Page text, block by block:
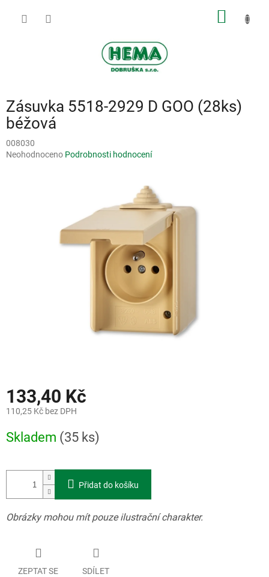
Zásuvka 5518-2929 D GOO (28ks)
béžová
008030
Průměrné
Neohodnoceno Podrobnosti hodnocení
133,40 Kč
110,25 Kč bez DPH
cena:
Skladem (35 ks)
Přidat do košíku
Obrázky mohou mít pouze ilustrační charakter.
ZEPTAT SE SDÍLET